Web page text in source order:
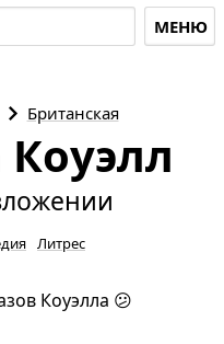
МЕНЮ
Британская
Литрес
Коуэлла 😕